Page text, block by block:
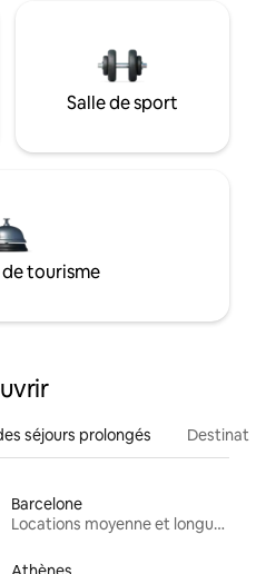
Salle de sport
tourisme
séjours prolongés
Barcelone
Locations moyenne et longue durée